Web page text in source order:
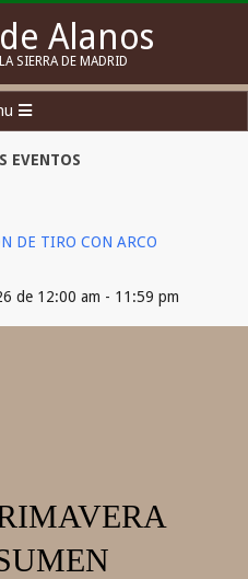
SIERRA DE MADRID
EVENTOS
DE TIRO CON ARCO
de 12:00 am - 11:59 pm